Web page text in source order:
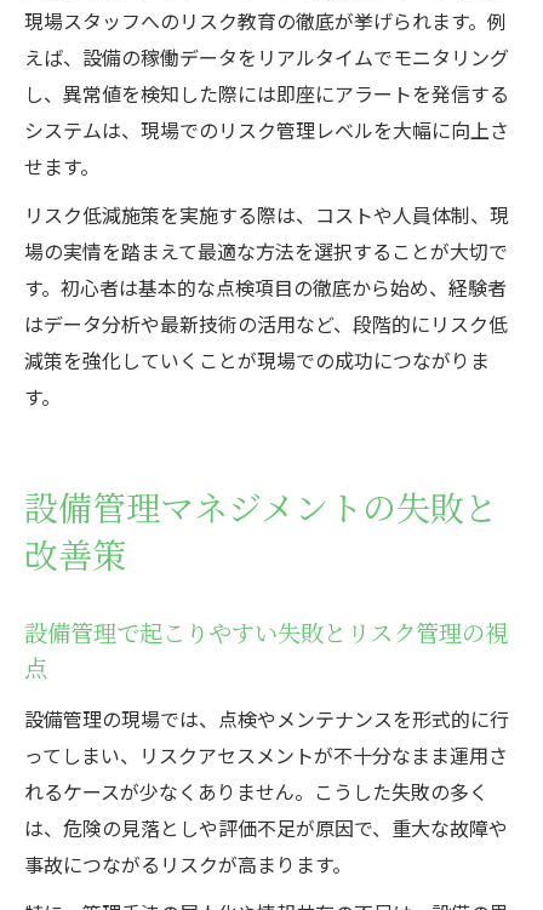
現場スタッフへのリスク教育の徹底が挙げられます。例
えば、設備の稼働データをリアルタイムでモニタリング
し、異常値を検知した際には即座にアラートを発信する
システムは、現場でのリスク管理レベルを大幅に向上さ
せます。
リスク低減施策を実施する際は、コストや人員体制、現
場の実情を踏まえて最適な方法を選択することが大切で
す。初心者は基本的な点検項目の徹底から始め、経験者
はデータ分析や最新技術の活用など、段階的にリスク低
減策を強化していくことが現場での成功につながりま
す。
設備管理マネジメントの失敗と
改善策
設備管理で起こりやすい失敗とリスク管理の視
点
設備管理の現場では、点検やメンテナンスを形式的に行
ってしまい、リスクアセスメントが不十分なまま運用さ
れるケースが少なくありません。こうした失敗の多く
は、危険の見落としや評価不足が原因で、重大な故障や
事故につながるリスクが高まります。